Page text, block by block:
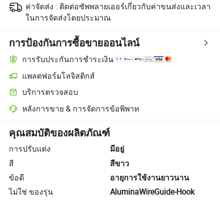
ค่าจัดส่ง : ติดต่อซัพพลายเออร์เกี่ยวกับค่าขนส่งและเวลา
ในการจัดส่งโดยประมาณ
การป้องกันการซื้อขายออนไลน์
การรับประกันการชำระเงิน
แพลตฟอร์มโลจิสติกส์
การติดตามการจัดส่งที่ชัดเจนยิ่งขึ้นด้วยการขนส่งที่รองรับโดยแพลตฟอ
บริการตรวจสอบ
การตรวจสอบก่อนการจัดส่งแบบเลือกได้สำหรับการตรวจสอบคุณภาพ
หลังการขาย & การจัดการข้อพิพาท
การแก้ไขข้อพิพาทที่ช่วยโดยแพลตฟอร์ม รวมถึงการคืนเงินหรือการคืน
คุณสมบัติของผลิตภัณฑ์
การปรับแต่ง
มีอยู่
สี
สีขาว
ข้อดี
อายุการใช้งานยาวนาน
ไม่ใช่ ของรุ่น
AluminaWireGuide-Hook